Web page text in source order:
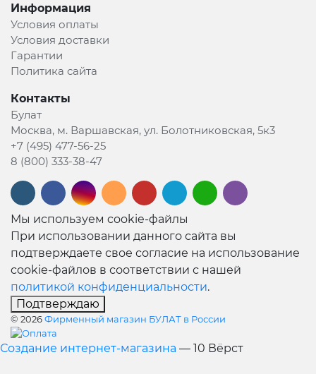
Информация
Условия оплаты
Условия доставки
Гарантии
Политика сайта
Контакты
Булат
Москва, м. Варшавская, ул. Болотниковская, 5к3
+7 (495) 477-56-25
8 (800) 333-38-47
Мы используем cookie-файлы
При использовании данного сайта вы
подтверждаете свое согласие на использование
cookie-файлов в соответствии с нашей
политикой конфиденциальности.
Подтверждаю
© 2026Фирменный магазин БУЛАТ в России
Создание интернет-магазина — 10 Вёрст